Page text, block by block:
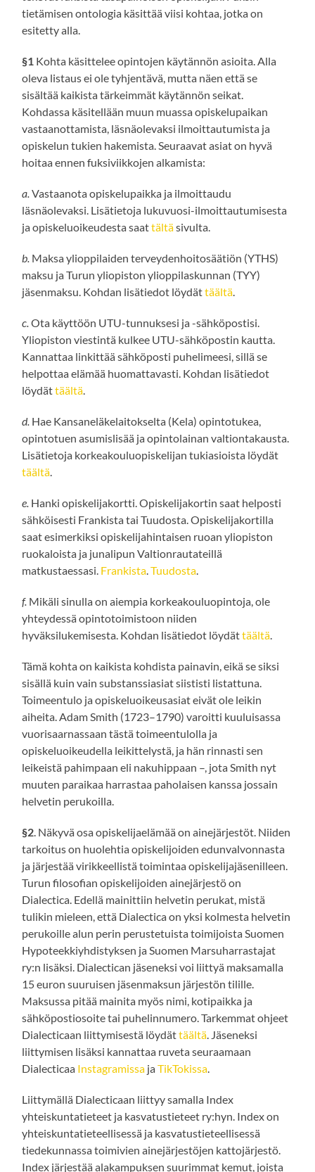
tietämisen ontologia käsittää viisi kohtaa, jotka on
esitetty alla.
§1 Kohta käsittelee opintojen käytännön asioita. Alla
oleva listaus ei ole tyhjentävä, mutta näen että se
sisältää kaikista tärkeimmät käytännön seikat.
Kohdassa käsitellään muun muassa opiskelupaikan
vastaanottamista, läsnäolevaksi ilmoittautumista ja
opiskelun tukien hakemista. Seuraavat asiat on hyvä
hoitaa ennen fuksiviikkojen alkamista:
a. Vastaanota opiskelupaikka ja ilmoittaudu
läsnäolevaksi. Lisätietoja lukuvuosi-ilmoittautumisesta
ja opiskeluoikeudesta saattältäsivulta.
b. Maksa ylioppilaiden terveydenhoitosäätiön (YTHS)
maksu ja Turun yliopiston ylioppilaskunnan (TYY)
jäsenmaksu. Kohdan lisätiedot löydättäältä
c. Ota käyttöön UTU-tunnuksesi ja -sähköpostisi.
Yliopiston viestintä kulkee UTU-sähköpostin kautta.
Kannattaa linkittää sähköposti puhelimeesi, sillä se
helpottaa elämää huomattavasti. Kohdan lisätiedot
löydättäältä
d. Hae Kansaneläkelaitokselta (Kela) opintotukea,
opintotuen asumislisää ja opintolainan valtiontakausta.
Lisätietoja korkeakouluopiskelijan tukiasioista löydät
täältä
e. Hanki opiskelijakortti. Opiskelijakortin saat helposti
sähköisesti Frankista tai Tuudosta. Opiskelijakortilla
saat esimerkiksi opiskelijahintaisen ruoan yliopiston
ruokaloista ja junalipun Valtionrautateillä
matkustaessasi. Frankista .Tuudosta
f. Mikäli sinulla on aiempia korkeakouluopintoja, ole
yhteydessä opintotoimistoon niiden
hyväksilukemisesta. Kohdan lisätiedot löydättäältä
Tämä kohta on kaikista kohdista painavin, eikä se siksi
sisällä kuin vain substanssiasiat siististi listattuna.
Toimeentulo ja opiskeluoikeusasiat eivät ole leikin
aiheita. Adam Smith (1723–1790) varoitti kuuluisassa
vuorisaarnassaan tästä toimeentulolla ja
opiskeluoikeudella leikittelystä, ja hän rinnasti sen
leikeistä pahimpaan eli nakuhippaan –, jota Smith nyt
muuten paraikaa harrastaa paholaisen kanssa jossain
helvetin perukoilla.
§2 . Näkyvä osa opiskelijaelämää on ainejärjestöt. Niiden
tarkoitus on huolehtia opiskelijoiden edunvalvonnasta
ja järjestää virikkeellistä toimintaa opiskelijajäsenilleen.
Turun filosofian opiskelijoiden ainejärjestö on
Dialectica. Edellä mainittiin helvetin perukat, mistä
tulikin mieleen, että Dialectica on yksi kolmesta helvetin
perukoille alun perin perustetuista toimijoista Suomen
Hypoteekkiyhdistyksen ja Suomen Marsuharrastajat
ry:n lisäksi. Dialectican jäseneksi voi liittyä maksamalla
15 euron suuruisen jäsenmaksun järjestön tilille.
Maksussa pitää mainita myös nimi, kotipaikka ja
sähköpostiosoite tai puhelinnumero. Tarkemmat ohjeet
Dialecticaan liittymisestä löydättäältä . Jäseneksi
liittymisen lisäksi kannattaa ruveta seuraamaan
Dialecticaa Instagramissa jaTikTokissa
Liittymällä Dialecticaan liittyy samalla Index
yhteiskuntatieteet ja kasvatustieteet ry:hyn. Index on
yhteiskuntatieteellisessä ja kasvatustieteellisessä
tiedekunnassa toimivien ainejärjestöjen kattojärjestö.
Index järjestää alakampuksen suurimmat kemut, joista